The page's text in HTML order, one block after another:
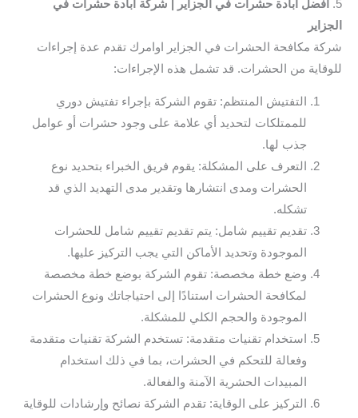
5.
افضل ابادة حشرات في الجزاير | شركة ابادة حشرات في
الجزاير
شركة مكافحة الحشرات في الجزاير اوامرك تقدم عدة إجراءات
للوقاية من الحشرات. قد تشمل هذه الإجراءات:
التفتيش المنتظم: تقوم الشركة بإجراء تفتيش دوري
للممتلكات لتحديد أي علامة على وجود حشرات أو عوامل
جذب لها.
التعرف على المشكلة: يقوم فريق الخبراء بتحديد نوع
الحشرات ومدى انتشارها وتقدير مدى التهديد الذي قد
تشكله.
تقديم تقييم شامل: يتم تقديم تقييم شامل للحشرات
الموجودة وتحديد الأماكن التي يجب التركيز عليها.
وضع خطة مخصصة: تقوم الشركة بوضع خطة مخصصة
لمكافحة الحشرات استنادًا إلى احتياجاتك ونوع الحشرات
الموجودة والحجم الكلي للمشكلة.
استخدام تقنيات متقدمة: تستخدم الشركة تقنيات متقدمة
وفعالة للتحكم في الحشرات، بما في ذلك استخدام
المبيدات الحشرية الآمنة والفعالة.
التركيز على الوقاية: تقدم الشركة نصائح وإرشادات للوقاية